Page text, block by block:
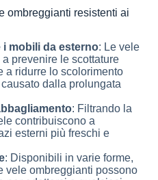
ombreggianti resistenti ai
i mobili da esterno: Le vele
prevenire le scottature
a ridurre lo scolorimento
dalla prolungata
: Filtrando la
contribuiscono a
esterni più freschi e
: Disponibili in varie forme,
vele ombreggianti possono